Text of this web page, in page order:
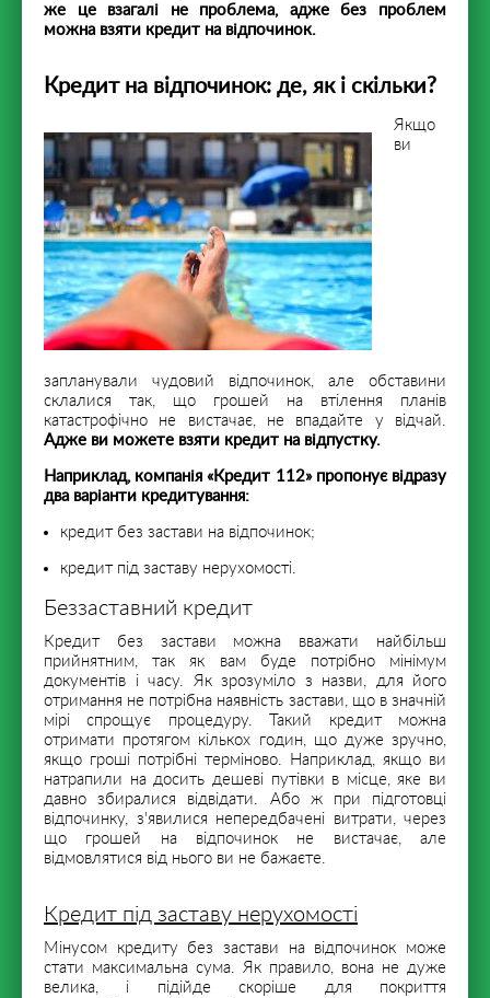
же це взагалі не проблема, адже без проблем
можна взяти кредит на відпочинок.
Кредит на відпочинок: де, як і скільки?
Якщо
ви
запланували чудовий відпочинок, але обставини
склалися так, що грошей на втілення планів
катастрофічно не вистачає, не впадайте у відчай.
Адже ви можете взяти кредит на відпустку.
Наприклад, компанія «Кредит 112» пропонує відразу
два варіанти кредитування:
кредит без застави на відпочинок;
кредит під заставу нерухомості.
Беззаставний кредит
Кредит без застави можна вважати найбільш
прийнятним, так як вам буде потрібно мінімум
документів і часу. Як зрозуміло з назви, для його
отримання не потрібна наявність застави, що в значній
мірі спрощує процедуру. Такий кредит можна
отримати протягом кількох годин, що дуже зручно,
якщо гроші потрібні терміново. Наприклад, якщо ви
натрапили на досить дешеві путівки в місце, яке ви
давно збиралися відвідати. Або ж при підготовці
відпочинку, з'явилися непередбачені витрати, через
що грошей на відпочинок не вистачає, але
відмовлятися від нього ви не бажаєте.
Кредит під заставу нерухомості
Мінусом кредиту без застави на відпочинок може
стати максимальна сума. Як правило, вона не дуже
велика, і підійде скоріше для покриття